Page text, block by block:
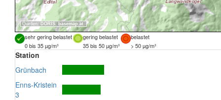
Quellen: DORIS, basemap.at
sehr gering belastet gering belastet
belastet
0 bis 35 µg/m³
35 bis 50 µg/m³ > 50 µg/m³
Station
Grünbach
Enns-Kristein
3